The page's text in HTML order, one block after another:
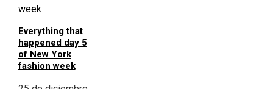
Everything that
happened day 5
of New York
fashion week